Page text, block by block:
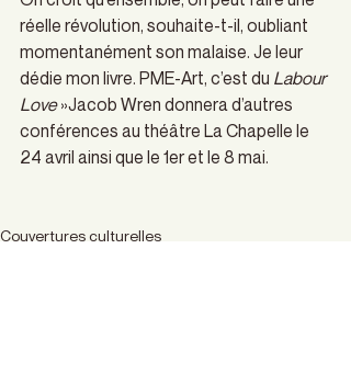
réelle révolution, souhaite-t-il, oubliant
momentanément son malaise. Je leur
dédie mon livre. PME-Art, c’est du Labour
Love »Jacob Wren donnera d’autres
conférences au théâtre La Chapelle le
24 avril ainsi que le 1er et le 8 mai.
Couvertures culturelles